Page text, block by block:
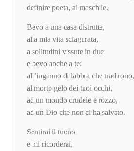
definire poeta, al maschile.
Bevo a una casa distrutta,
alla mia vita sciagurata,
a solitudini vissute in due
e bevo anche a te:
all’inganno di labbra che tradirono,
al morto gelo dei tuoi occhi,
ad un mondo crudele e rozzo,
ad un Dio che non ci ha salvato.
Sentirai il tuono
e mi ricorderai,